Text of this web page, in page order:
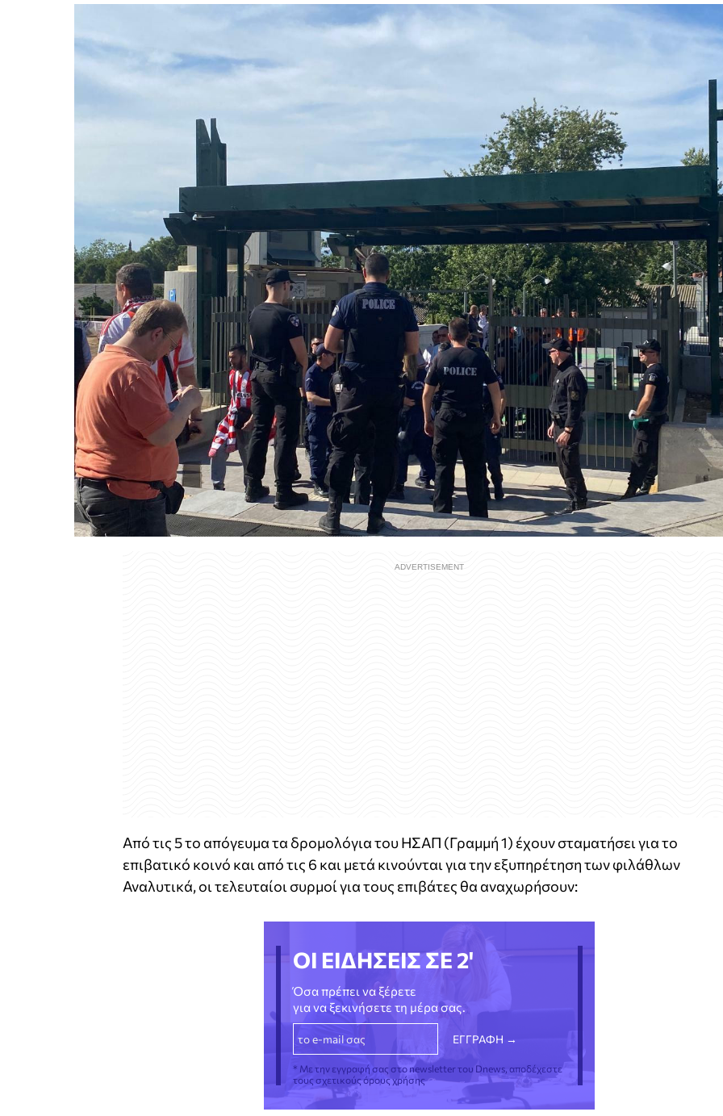
Από τις 5 το απόγευμα τα δρομολόγια του ΗΣΑΠ (Γραμμή 1) έχουν σταματήσει για το
επιβατικό κοινό και από τις 6 και μετά κινούνται για την εξυπηρέτηση των φιλάθλων
Αναλυτικά, οι τελευταίοι συρμοί για τους επιβάτες θα αναχωρήσουν:
ΟΙ ΕΙΔΗΣΕΙΣ ΣΕ 2'
Όσα πρέπει να ξέρετε
για να ξεκινήσετε τη μέρα σας.
* Με την εγγραφή σας στο newsletter του Dnews, αποδέχεστε
τους σχετικούς όρους χρήσης